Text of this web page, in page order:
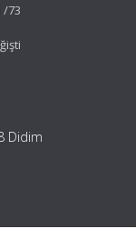
/73
Didim